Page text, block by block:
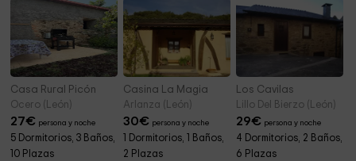
Casa Rural Picón
Ocero (León)
27€ persona y noche
5 Dormitorios, 3 Baños,
10 Plazas
Casina La Magia
Arlanza (León)
30€ persona y noche
1 Dormitorios, 1 Baños,
2 Plazas
Los Cavilas
Lillo Del Bierzo (León)
29€ persona y noche
4 Dormitorios, 2 Baños,
6 Plazas